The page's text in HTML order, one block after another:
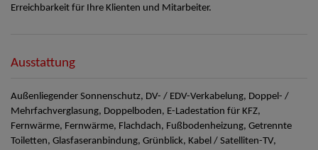
Erreichbarkeit für Ihre Klienten und Mitarbeiter.
Ausstattung
Außenliegender Sonnenschutz DV- / EDV-Verkabelung Doppel- /
Mehrfachverglasung Doppelboden E-Ladestation für KFZ
Fernwärme Fernwärme Flachdach Fußbodenheizung Getrennte
Toiletten Glasfaseranbindung Grünblick Kabel / Satelliten-TV